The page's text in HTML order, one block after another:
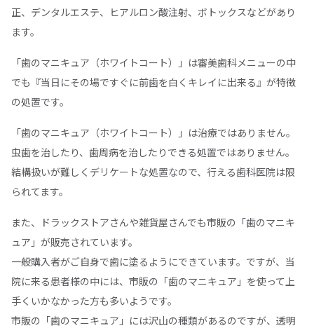
正、デンタルエステ、ヒアルロン酸注射、ボトックスなどがあり
ます。
「歯のマニキュア（ホワイトコート）」は審美歯科メニューの中
でも『当日にその場ですぐに前歯を白くキレイに出来る』が特徴
の処置です。
「歯のマニキュア（ホワイトコート）」は治療ではありません。
虫歯を治したり、歯周病を治したりできる処置ではありません。
結構扱いが難しくデリケートな処置なので、行える歯科医院は限
られてます。
また、ドラックストアさんや雑貨屋さんでも市販の「歯のマニキ
ュア」が販売されています。
一般購入者がご自身で歯に塗るようにできています。ですが、当
院に来る患者様の中には、市販の「歯のマニキュア」を使って上
手くいかなかった方も多いようです。
市販の「歯のマニキュア」には沢山の種類があるのですが、透明